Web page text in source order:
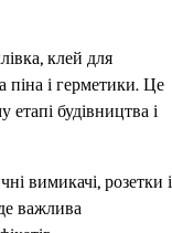
клей для
піна і герметики. Це
етапі будівництва і
вимикачі, розетки і
важлива